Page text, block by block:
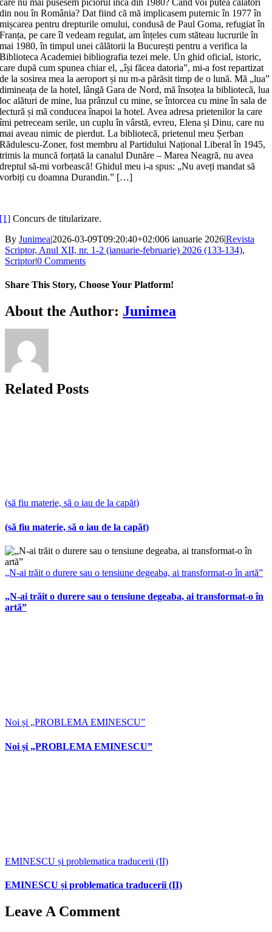
din nou în România? Dat fiind că mă implicasem puternic în 1977 în
mișcarea pentru drepturile omului, condusă de Paul Goma, refugiat în
Franța, pe care îl vedeam regulat, am înțeles cum stăteau lucrurile în
mai 1980, în timpul unei călătorii la București pentru a verifica la
Biblioteca Academiei bibliografia tezei mele. Un ghid oficial, istoric,
care după cum spunea chiar el, „își făcea datoria”, mi-a fost repartizat
de la sosirea mea la aeroport și nu m-a părăsit timp de o lună. Mă „lua”
dimineața de la hotel, lângă Gara de Nord, mă însoțea la bibliotecă, lua
loc alături de mine, lua prânzul cu mine, se întorcea cu mine în sala de
lectură și mă conducea înapoi la hotel. Avea adresa prietenilor la care
îmi petreceam serile, un cuplu în vârstă, evreu, Elena și Dinu, care nu
mai aveau nimic de pierdut. La bibliotecă, prietenul meu Șerban
Rădulescu-Zoner, fost membru al Partidului Național Liberal în 1945,
trimis la muncă forțată la canalul Dunăre – Marea Neagră, nu avea
dreptul să-mi vorbească! Ghidul meu i-a spus: „Nu aveți mandat să
vorbiți cu doamna Durandin.” […]
[1] Concurs de titularizare.
By Junimea|2026-03-09T09:20:40+02:006 ianuarie 2026|Revista
Scriptor, Anul XII, nr. 1-2 (ianuarie-februarie) 2026 (133-134),
Scriptor|0 Comments
Share This Story, Choose Your Platform!
Facebook
X
Bluesky
Reddit
LinkedIn
WhatsApp
Telegram
Tumblr
Xing
Email
Copy
Link
About the Author: Junimea
Related Posts
(să fiu materie, să o iau de la capăt)
(să fiu materie, să o iau de la capăt)
„N-ai trăit o durere sau o tensiune degeaba, ai transformat-o în artă”
„N-ai trăit o durere sau o tensiune degeaba, ai transformat-o în
artă”
Noi și „PROBLEMA EMINESCU”
Noi și „PROBLEMA EMINESCU”
EMINESCU și problematica traducerii (II)
EMINESCU și problematica traducerii (II)
Leave A Comment